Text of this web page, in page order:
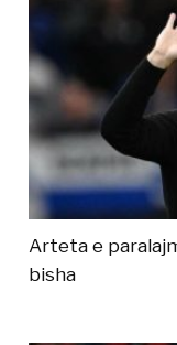
Arteta e
bisha